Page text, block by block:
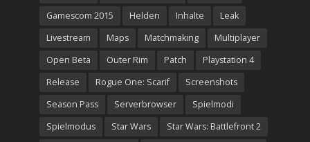
Gamescom 2015
Helden Inhalte
Leak
Livestream
Maps Matchmaking
Multiplayer
Open Beta
Outer Rim Patch
Playstation 4
Release
Rogue One: Scarif
Screenshots
Season Pass
Serverbrowser
Spielmodi
Spielmodus
Star Wars
Star Wars: Battlefront 2